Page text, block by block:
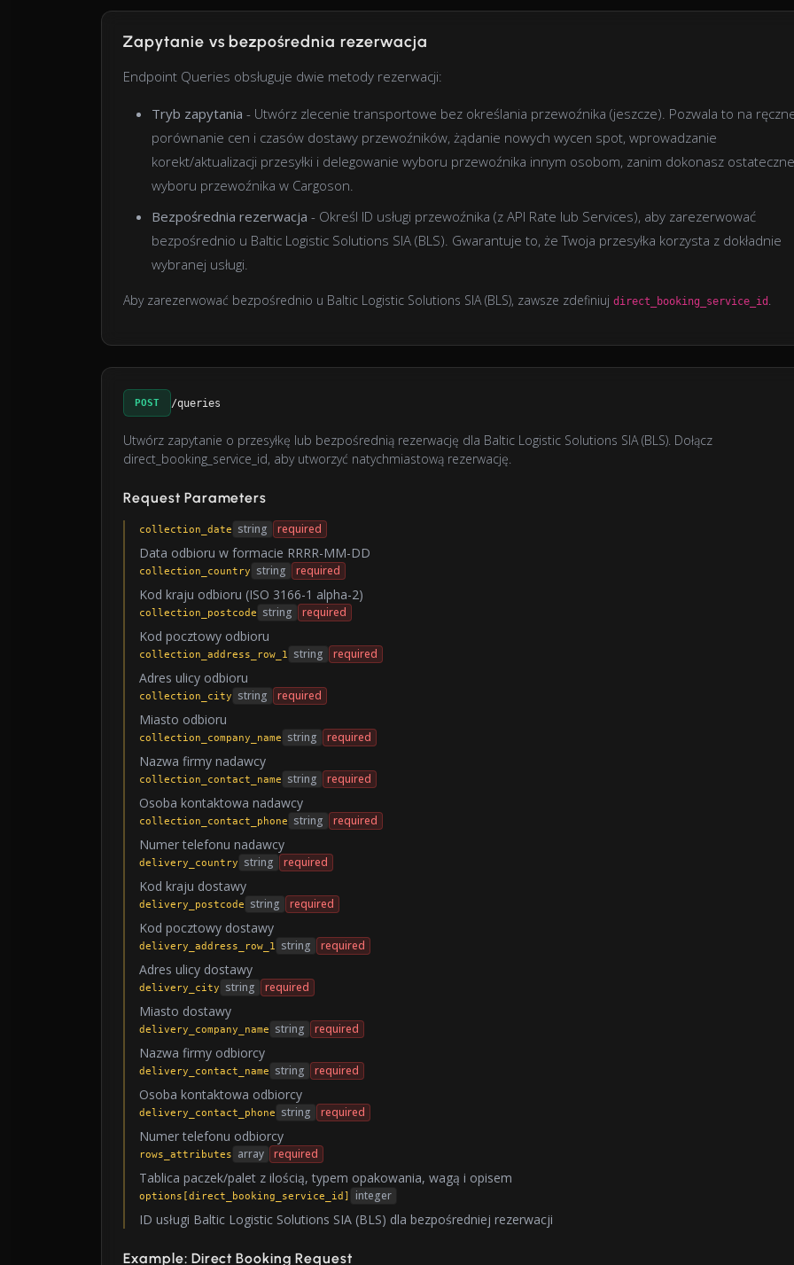
Zapytanie vs bezpośrednia rezerwacja
Endpoint Queries obsługuje dwie metody rezerwacji:
Tryb zapytania - Utwórz zlecenie transportowe bez określania przewoźnika (jeszcze). Pozwala to na
porównanie cen i czasów dostawy przewoźników, żądanie nowych wycen spot, wprowadzanie
korekt/aktualizacji przesyłki i delegowanie wyboru przewoźnika innym osobom, zanim dokonasz
wyboru przewoźnika w Cargoson.
Bezpośrednia rezerwacja - Określ ID usługi przewoźnika (z API Rate lub Services), aby zarezerwować
bezpośrednio u Baltic Logistic Solutions SIA (BLS). Gwarantuje to, że Twoja przesyłka korzysta z dokładnie
wybranej usługi.
Aby zarezerwować bezpośrednio u Baltic Logistic Solutions SIA (BLS), zawsze zdefiniuj direct_booking_service_id .
POST /queries
Utwórz zapytanie o przesyłkę lub bezpośrednią rezerwację dla Baltic Logistic Solutions SIA (BLS). Dołącz
direct_booking_service_id, aby utworzyć natychmiastową rezerwację.
Request Parameters
collection_date string required
Data odbioru w formacie RRRR-MM-DD
collection_country string required
Kod kraju odbioru (ISO 3166-1 alpha-2)
collection_postcode string required
Kod pocztowy odbioru
collection_address_row_1 string required
Adres ulicy odbioru
collection_city string required
Miasto odbioru
collection_company_name string required
Nazwa firmy nadawcy
collection_contact_name string required
Osoba kontaktowa nadawcy
collection_contact_phone string required
Numer telefonu nadawcy
delivery_country string required
Kod kraju dostawy
delivery_postcode string required
Kod pocztowy dostawy
delivery_address_row_1 string required
Adres ulicy dostawy
delivery_city string required
Miasto dostawy
delivery_company_name string required
Nazwa firmy odbiorcy
delivery_contact_name string required
Osoba kontaktowa odbiorcy
delivery_contact_phone string required
Numer telefonu odbiorcy
rows_attributes array required
Tablica paczek/palet z ilością, typem opakowania, wagą i opisem
options[direct_booking_service_id] integer
ID usługi Baltic Logistic Solutions SIA (BLS) dla bezpośredniej rezerwacji
Example: Direct Booking Request